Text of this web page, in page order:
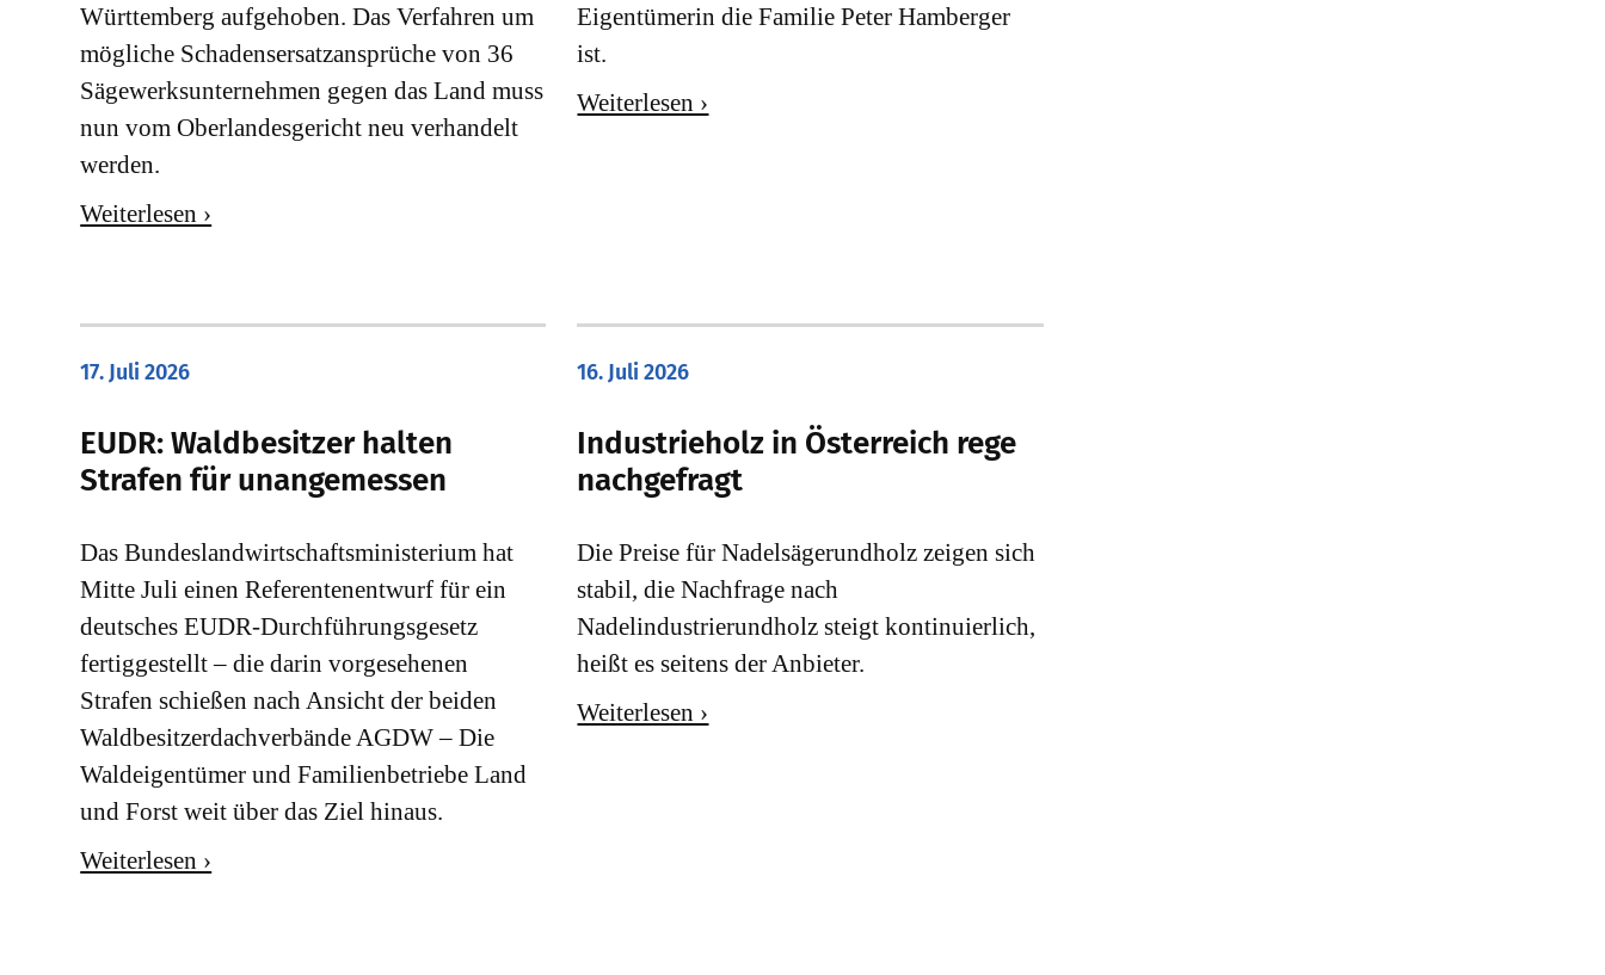
Württemberg aufgehoben. Das Verfahren um
mögliche Schadensersatzansprüche von 36
Sägewerksunternehmen gegen das Land muss
nun vom Oberlandesgericht neu verhandelt
werden.
Weiterlesen ›
Eigentümerin die Familie Peter Hamberger
ist.
Weiterlesen ›
17. Juli 2026
EUDR: Waldbesitzer halten
Strafen für unangemessen
Das Bundeslandwirtschaftsministerium hat
Mitte Juli einen Referentenentwurf für ein
deutsches EUDR-Durchführungsgesetz
fertiggestellt – die darin vorgesehenen
Strafen schießen nach Ansicht der beiden
Waldbesitzerdachverbände AGDW – Die
Waldeigentümer und Familienbetriebe Land
und Forst weit über das Ziel hinaus.
Weiterlesen ›
16. Juli 2026
Industrieholz in Österreich rege
nachgefragt
Die Preise für Nadelsägerundholz zeigen sich
stabil, die Nachfrage nach
Nadelindustrierundholz steigt kontinuierlich,
heißt es seitens der Anbieter.
Weiterlesen ›